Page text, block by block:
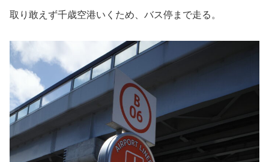
取り敢えず千歳空港いくため、バス停まで走る。